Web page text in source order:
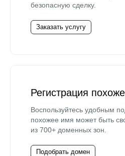
безопасную сделку.
Заказать услугу
Регистрация
Воспользуйтесь удобным
похожее имя может быть
из 700+ доменных зон.
Подобрать домен